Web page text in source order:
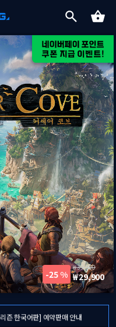
25 %
39,900
29,900
결제 시스템 이용 제한 안내
판] 제품코드(키) 발송 및 출시 안내
즌 한국어판] 예약판매 안내